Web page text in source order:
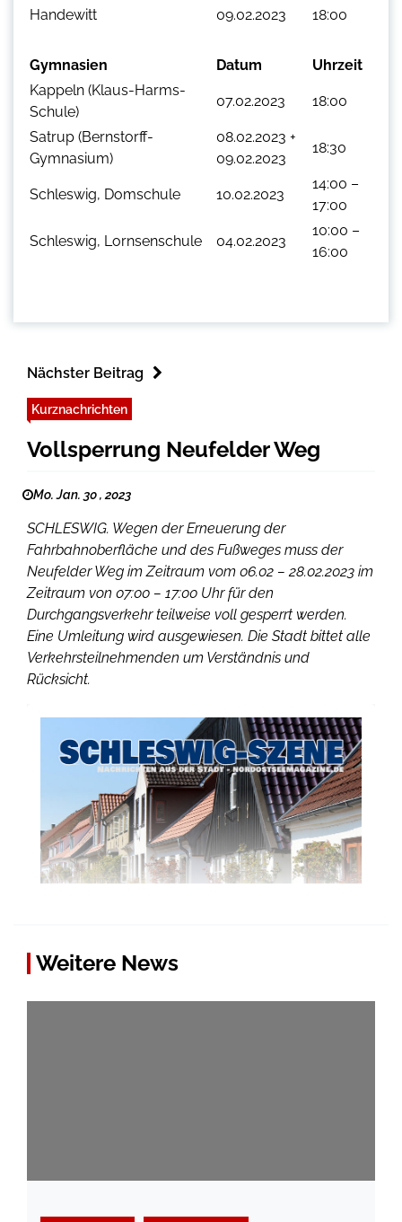
Handewitt 09.02.2023 18:00
Gymnasien Datum
Uhrzeit
Kappeln (Klaus-Harms-
Schule)
07.02.2023 18:00
Satrup (Bernstorff-
Gymnasium)
08.02.2023 +
09.02.2023
18:30
Schleswig, Domschule 10.02.2023
14:00 –
17:00
Schleswig, Lornsenschule 04.02.2023
10:00 –
16:00
Nächster Beitrag
Kurznachrichten
Vollsperrung Neufelder Weg
Mo. Jan. 30 , 2023
SCHLESWIG. Wegen der Erneuerung der
Fahrbahnoberfläche und des Fußweges muss der
Neufelder Weg im Zeitraum vom 06.02 – 28.02.2023 im
Zeitraum von 07:00 – 17:00 Uhr für den
Durchgangsverkehr teilweise voll gesperrt werden.
Eine Umleitung wird ausgewiesen. Die Stadt bittet alle
Verkehrsteilnehmenden um Verständnis und
Rücksicht.
Weitere News